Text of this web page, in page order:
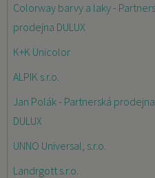
Colorway barvy a laky - Partnerská
prodejna DULUX
K+K Unicolor
ALPIK s.r.o.
Jan Polák - Partnerská prodejna
DULUX
UNNO Universal, s.r.o.
Landrgott s.r.o.